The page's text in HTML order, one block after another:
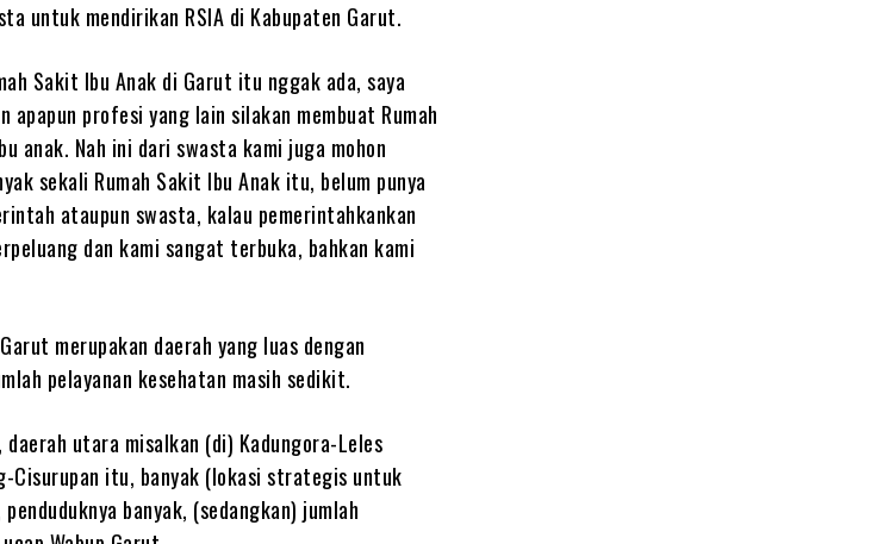
untuk mendirikan RSIA di Kabupaten Garut.
Sakit Ibu Anak di Garut itu nggak ada, saya
profesi yang lain silakan membuat Rumah
anak. Nah ini dari swasta kami juga mohon
sekali Rumah Sakit Ibu Anak itu, belum punya
ataupun swasta, kalau pemerintahkankan
dan kami sangat terbuka, bahkan kami
merupakan daerah yang luas dengan
pelayanan kesehatan masih sedikit.
utara misalkan (di) Kadungora-Leles
Cisurupan itu, banyak (lokasi strategis untuk
banyak, (sedangkan) jumlah